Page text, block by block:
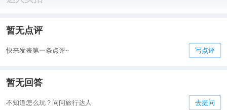
暂无点评
快来发表第一条点评~ 写点评
暂无回答
不知道怎么玩？问问旅行达人 去提问